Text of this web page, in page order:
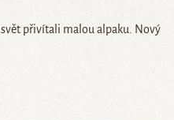
přivítali malou alpaku. Nový